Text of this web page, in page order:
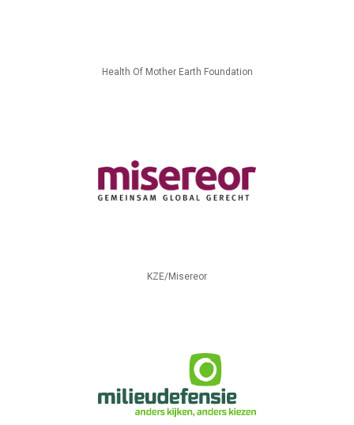
Health Of Mother Earth Foundation
KZE/Misereor